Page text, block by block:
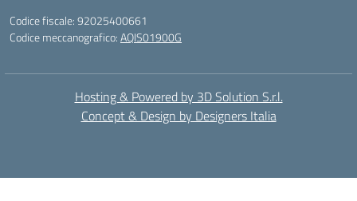
Codice fiscale: 92025400661
Codice meccanografico:AQIS01900G
Hosting & Powered by 3D Solution S.r.l.
Concept & Design by Designers Italia